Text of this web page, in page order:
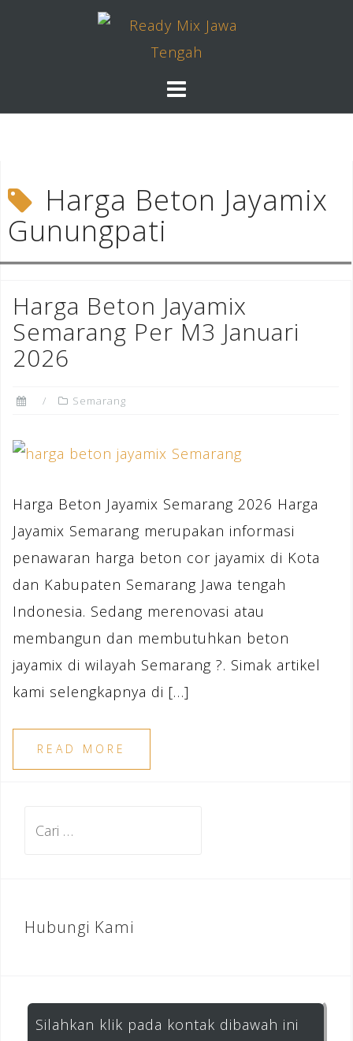
Harga Beton Jayamix
Gunungpati
Harga Beton Jayamix
Semarang Per M3 Januari
2026
Semarang
Harga Beton Jayamix Semarang 2026 Harga
Jayamix Semarang merupakan informasi
penawaran harga beton cor jayamix di Kota
dan Kabupaten Semarang Jawa tengah
Indonesia. Sedang merenovasi atau
membangun dan membutuhkan beton
jayamix di wilayah Semarang ?. Simak artikel
kami selengkapnya di […]
READ MORE
Hubungi Kami
Silahkan klik pada kontak dibawah ini